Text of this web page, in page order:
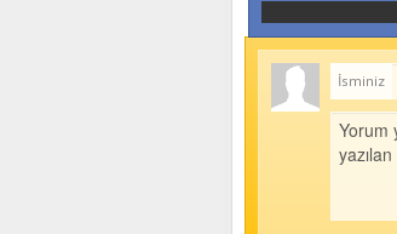
İsminiz